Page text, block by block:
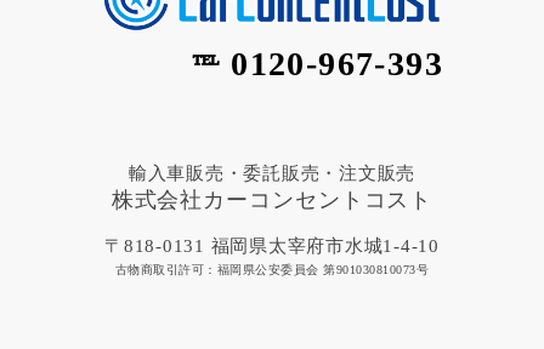
℡ 0120-967-393
輸入車販売・委託販売・注文販売
株式会社カーコンセントコスト
〒818-0131 福岡県太宰府市水城1-4-10
古物商取引許可：福岡県公安委員会 第901030810073号